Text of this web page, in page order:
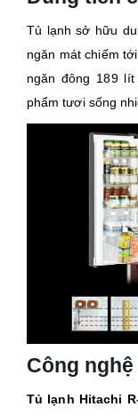
Tủ lạnh sở hữu
ngăn mát chiếm
ngăn đông 189
phẩm tươi sống
Công
Tủ lạnh Hitachi